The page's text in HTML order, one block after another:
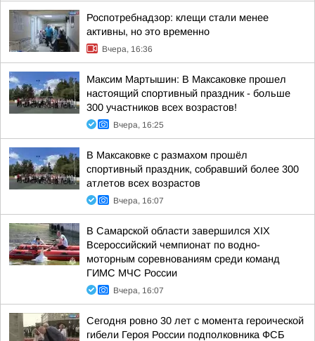
Роспотребнадзор: клещи стали менее
активны, но это временно
Вчера, 16:36
Максим Мартышин: В Максаковке прошел
настоящий спортивный праздник - больше
300 участников всех возрастов!
Вчера, 16:25
В Максаковке с размахом прошёл
спортивный праздник, собравший более 300
атлетов всех возрастов
Вчера, 16:07
В Самарской области завершился XIХ
Всероссийский чемпионат по водно-
моторным соревнованиям среди команд
ГИМС МЧС России
Вчера, 16:07
Сегодня ровно 30 лет с момента героической
гибели Героя России подполковника ФСБ